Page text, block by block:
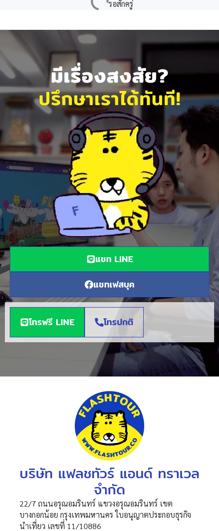
มีเรื่องสงสัย?
ปรึกษาเราได้ทันที!
แชท LINE
แชทเฟสบุค
โทรฟรี LINE โทรปกติ
บริษัท แฟลชทัวร์ แอนด์ ทราเวล
จำกัด
22/7 ถนนอรุณอมรินทร์ แขวงอรุณอมรินทร์ เขต
บางกอกน้อย กรุงเทพมหานคร ใบอนุญาตประกอบธุรกิจ
นำเที่ยว เลขที่ 11/10886